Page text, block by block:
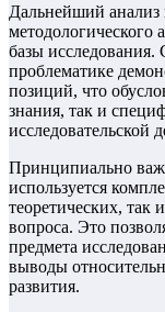
Дальнейший анализ
методологического
базы
проблематике
позиций, что
знания, так и
исследовательской
Принципиально
используется
теоретических, так
вопроса. Это
предмета
выводы
развития.